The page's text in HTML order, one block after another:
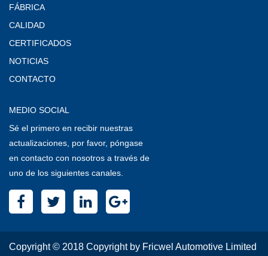
FÁBRICA
CALIDAD
CERTIFICADOS
NOTICIAS
CONTACTO
MEDIO SOCIAL
Sé el primero en recibir nuestras
actualizaciones, por favor, póngase
en contacto con nosotros a través de
uno de los siguientes canales.
Copyright © 2018 Copyright by Fricwel Automotive Limited